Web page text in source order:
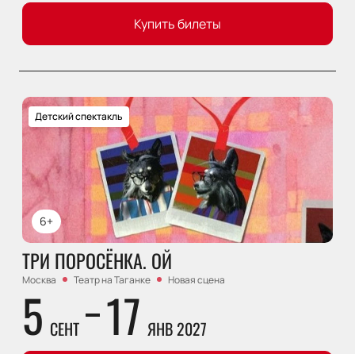
Купить билеты
6+
Детский спектакль
ТРИ ПОРОСЁНКА. ОЙ
Москва Театр на Таганке Новая сцена
5 СЕНТ 17 ЯНВ 2027